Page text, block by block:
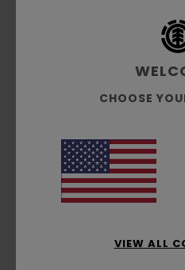
5
Komfort: 5/5 Preis-
Perfekte GrößeMaterial: 5/5
Ich empfehle dieses Produkt
CHOOSE
VIEW ALL